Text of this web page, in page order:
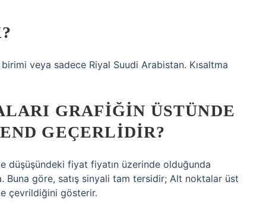
veya sadece Riyal Suudi Arabistan. Kısaltma
GRAFIĞIN ÜSTÜNDE
GEÇERLIDIR?
düşüşündeki fiyat fiyatın üzerinde olduğunda
Buna göre, satış sinyali tam tersidir; Alt noktalar üst
çevrildiğini gösterir.